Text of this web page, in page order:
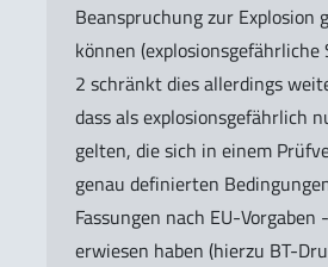
Beanspruchung zur Explosion
können (explosionsgefährliche
2 schränkt dies allerdings
dass als explosionsgefährlich
gelten, die sich in einem
genau definierten
Fassungen nach EU-Vorgaben
erwiesen haben (hierzu BT-